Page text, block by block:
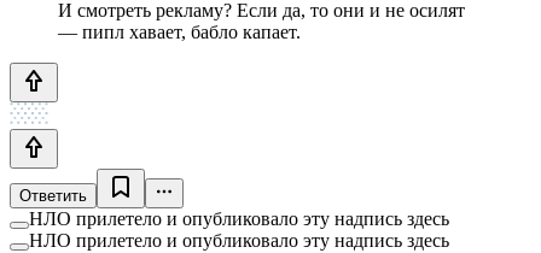
И смотреть рекламу? Если да, то они и не осилят
— пипл хавает, бабло капает.
Ответить
НЛО прилетело и опубликовало эту надпись здесь
НЛО прилетело и опубликовало эту надпись здесь